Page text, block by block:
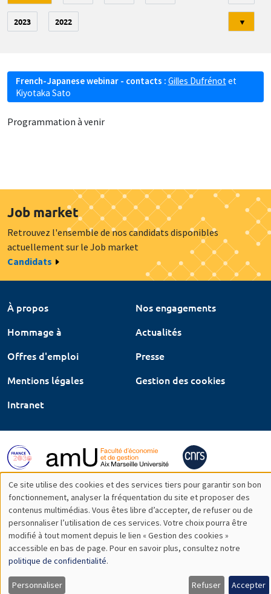
2023 2022 ▼
French-Japanese webinar - contacts : Gilles Dufrénot et
Kiyotaka Sato
Programmation à venir
Job market
Retrouvez l'ensemble de nos candidats disponibles
actuellement sur le Job market
Candidats
À propos
Nos engagements
Hommage à
Actualités
Offres d'emploi
Presse
Mentions légales
Gestion des cookies
Intranet
Utilisation
des
données
personnelles
et
Ce site utilise des cookies et des services tiers pour garantir son bon
fonctionnement, analyser la fréquentation du site et proposer des
contenus multimédias. Vous êtes libre d’accepter, de refuser ou de
personnaliser l’utilisation de ces services. Votre choix pourra être
modifié à tout moment depuis le lien « Gestion des cookies »
accessible en bas de page. Pour en savoir plus, consultez notre
politique de confidentialité.
Personnaliser Refuser Accepter